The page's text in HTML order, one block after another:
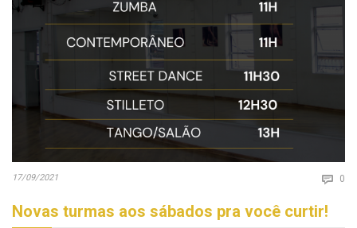
17/09/2021  0
Novas turmas aos sábados pra você curtir!